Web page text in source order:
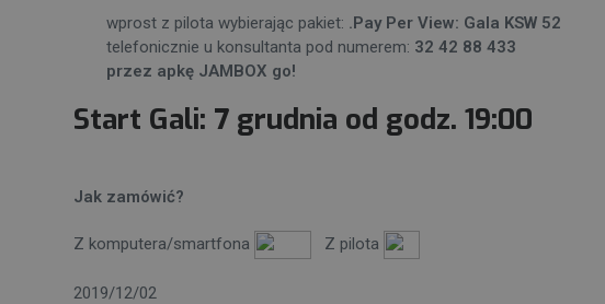
wprost z pilota wybierając pakiet: .Pay Per View: Gala KSW 52
telefonicznie u konsultanta pod numerem: 32 42 88 433
przez apkę JAMBOX go!
Start Gali: 7 grudnia od godz. 19:00
Jak zamówić?
Z komputera/smartfona Z pilota
2019/12/02